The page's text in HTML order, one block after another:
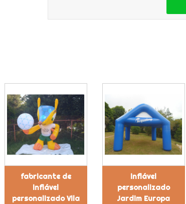
fabricante de
inflável
personalizado Vila
inflável
personalizado
Jardim Europa